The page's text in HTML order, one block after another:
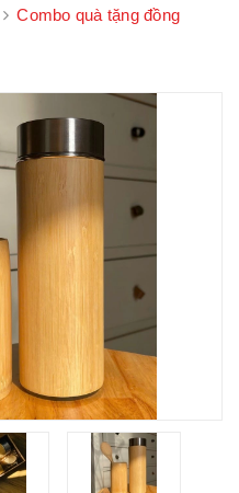
Combo quà tặng đồng